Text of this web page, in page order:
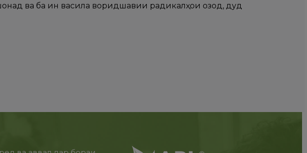
ва ба ин васила воридшавии радикалҳои озод, дуд